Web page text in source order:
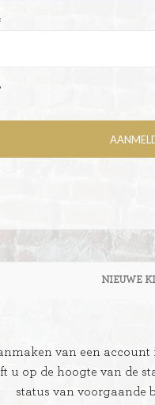
AU BEURE
TAARTEN
NIEUWE
van een
u op de hoogte van de
status van voorgaande